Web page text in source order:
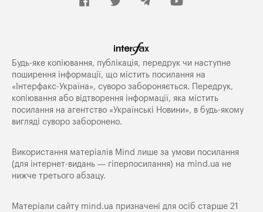
Будь-яке копiювання, публiкацiя, передрук чи наступне
поширення iнформацiї, що мiстить посилання на
«Iнтерфакс-Україна», суворо забороняється. Передрук,
копіювання або відтворення інформації, яка містить
посилання на агентство «Українські Новини», в будь-якому
вигляді суворо заборонено.
Використання матеріалів Mind лише за умови посилання
(для інтернет-видань — гіперпосилання) на mind.ua не
нижче третього абзацу.
Матеріали сайту mind.ua призначені для осіб старше 21